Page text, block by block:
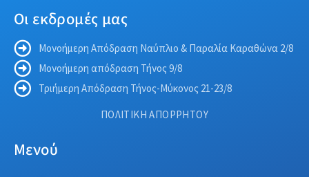
Οι εκδρομές μας
Μονοήμερη Απόδραση Ναύπλιο & Παραλία Καραθώνα 2/8
Μονοήμερη απόδραση Τήνος 9/8
Τριήμερη Απόδραση Τήνος-Μύκονος 21-23/8
ΠΟΛΙΤΙΚΗ ΑΠΟΡΡΗΤΟΥ
Μενού